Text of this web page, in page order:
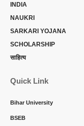
INDIA
NAUKRI
SARKARI YOJANA
SCHOLARSHIP
साहित्य
Quick Link
Bihar University
BSEB